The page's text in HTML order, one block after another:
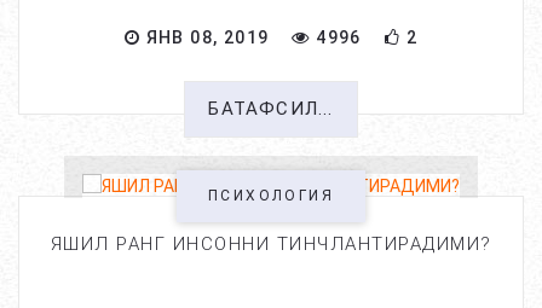
ЯНВ 08, 2019 4996 2
БАТАФСИЛ...
ПСИХОЛОГИЯ
ЯШИЛ РАНГ ИНСОННИ ТИНЧЛАНТИРАДИМИ?